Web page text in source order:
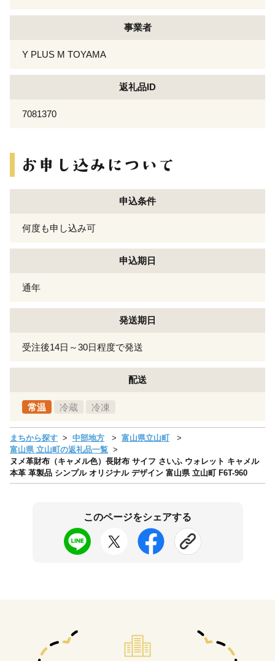
事業者
Y PLUS M TOYAMA
返礼品ID
7081370
申込条件
何度も申し込み可
申込期日
通年
発送期日
受注後14日～30日程度で発送
配送
常温 冷蔵 冷凍
まちから探す 中部地方
富山県立山町
富山県 立山町の返礼品一覧
ヌメ革財布（キャメル色）長財布 サイフ さいふ ウォレット キャメル
本革 革製品 シンプル オリジナル デザイン 富山県 立山町 F6T-960
このページをシェアする